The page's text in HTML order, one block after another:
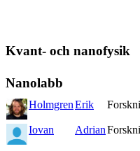
Kvant- och nanofysik
Nanolabb
HolmgrenErik
Iovan Adrian